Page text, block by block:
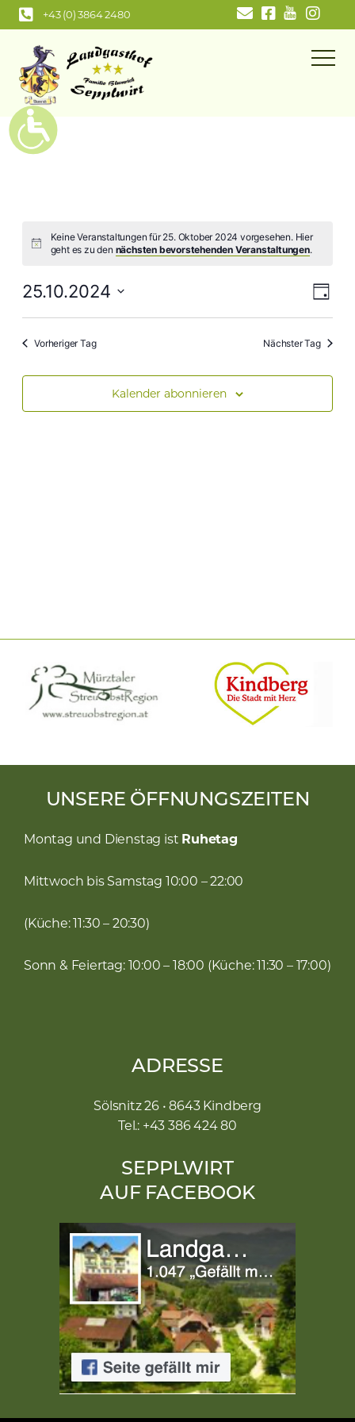
Zum
Inhalt
springen
+43 (0) 3864 2480
Keine Veranstaltungen für 25. Oktober 2024 vorgesehen. Hier
geht es zu den nächsten bevorstehenden Veranstaltungen.
Tag
25.10.2024
Vorheriger Tag Nächster Tag
Kalender abonnieren
UNSERE ÖFFNUNGSZEITEN
Montag und Dienstag ist Ruhetag
Mittwoch bis Samstag 10:00 – 22:00
(Küche: 11:30 – 20:30)
Sonn & Feiertag: 10:00 – 18:00 (Küche: 11:30 – 17:00)
ADRESSE
Sölsnitz 26 • 8643 Kindberg
Tel.: +43 386 424 80
SEPPLWIRT
AUF FACEBOOK